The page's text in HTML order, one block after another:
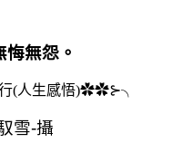
無怨。
雪-攝